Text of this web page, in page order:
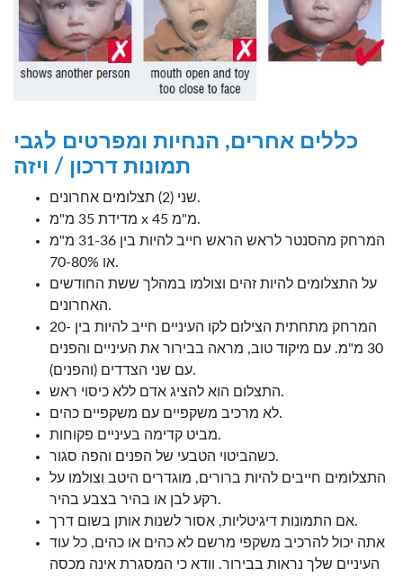
כללים אחרים, הנחיות ומפרטים לגבי
תמונות דרכון / ויזה
שני (2) תצלומים אחרונים.
מדידת 35 מ"מ x 45 מ"מ.
המרחק מהסנטר לראש הראש חייב להיות בין 31-36 מ"מ
או 70-80%.
על התצלומים להיות זהים וצולמו במהלך ששת החודשים
האחרונים.
המרחק מתחתית הצילום לקו העיניים חייב להיות בין 20-
30 מ"מ. עם מיקוד טוב, מראה בבירור את העיניים והפנים
עם שני הצדדים (והפנים).
התצלום הוא להציג אדם ללא כיסוי ראש.
לא מרכיב משקפיים עם משקפיים כהים.
מביט קדימה בעיניים פקוחות.
כשהביטוי הטבעי של הפנים והפה סגור.
התצלומים חייבים להיות ברורים, מוגדרים היטב וצולמו על
רקע לבן או בהיר בצבע בהיר.
אם התמונות דיגיטליות, אסור לשנות אותן בשום דרך.
אתה יכול להרכיב משקפי מרשם לא כהים או כהים, כל עוד
העיניים שלך נראות בבירור. וודא כי המסגרת אינה מכסה